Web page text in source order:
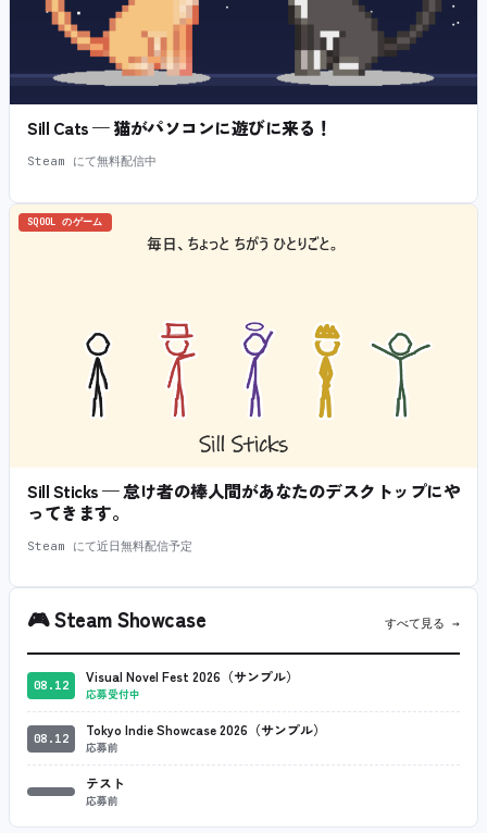
Sill Cats — 猫がパソコンに遊びに来る！
Steam にて無料配信中
SQOOL のゲーム
Sill Sticks — 怠け者の棒人間があなたのデスクトップにや
ってきます。
Steam にて近日無料配信予定
🎮Steam Showcase すべて見る →
08.12 Visual Novel Fest 2026（サンプル）
応募受付中
08.12 Tokyo Indie Showcase 2026（サンプル）
応募前
テスト
応募前